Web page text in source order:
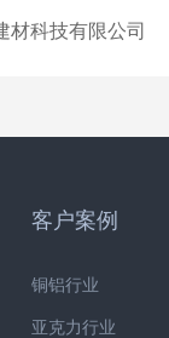
材科技有限公司
客户案例
铜铝行业
亚克力行业